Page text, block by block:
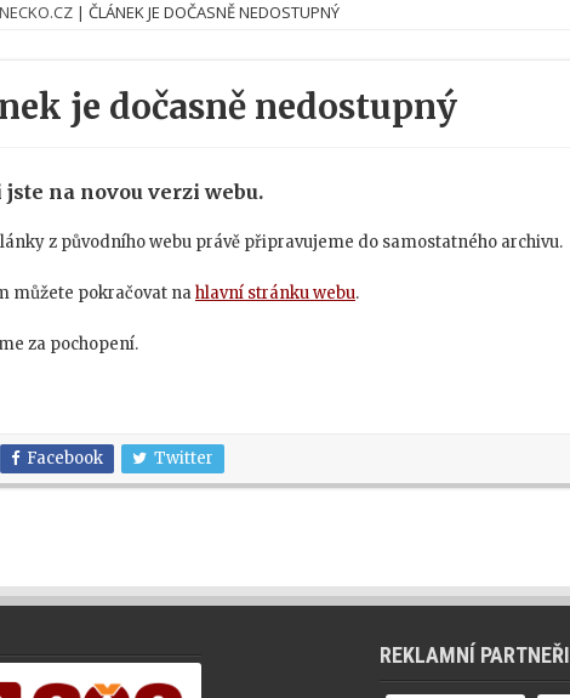
| ČLÁNEK JE DOČASNĚ NEDOSTUPNÝ
je dočasně nedostupný
jste na novou verzi webu.
z původního webu právě připravujeme do samostatného archivu.
můžete pokračovat nahlavní stránku webu.
za pochopení.
Facebook Twitter
REKLAMNÍ PARTNEŘI